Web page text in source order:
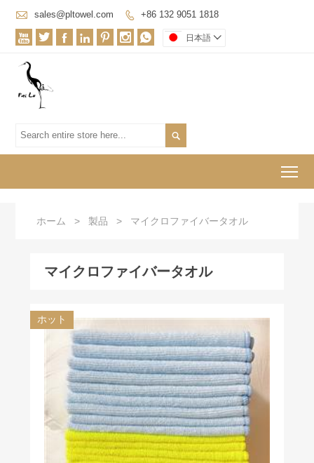
 sales@pltowel.com  +86 132 9051 1818
       日本語 

ホーム > 製品 > マイクロファイバータオル
マイクロファイバータオル
ホット